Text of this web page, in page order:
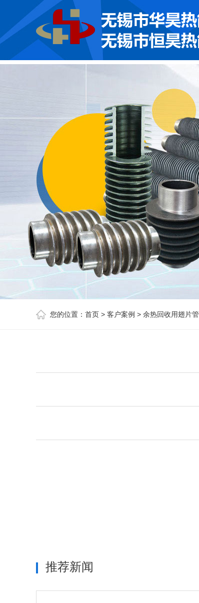
您的位置： 首页 > 客户案例 > 余热回收用翅片管
推荐新闻